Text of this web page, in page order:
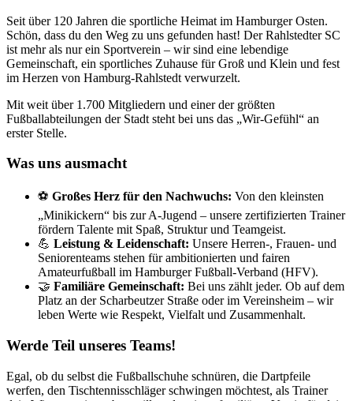
Seit über 120 Jahren die sportliche Heimat im Hamburger Osten.
Schön, dass du den Weg zu uns gefunden hast! Der Rahlstedter SC
ist mehr als nur ein Sportverein – wir sind eine lebendige
Gemeinschaft, ein sportliches Zuhause für Groß und Klein und fest
im Herzen von Hamburg-Rahlstedt verwurzelt.
Mit weit über 1.700 Mitgliedern und einer der größten
Fußballabteilungen der Stadt steht bei uns das „Wir-Gefühl“ an
erster Stelle.
Was uns ausmacht
⚽ Großes Herz für den Nachwuchs: Von den kleinsten
„Minikickern“ bis zur A-Jugend – unsere zertifizierten Trainer
fördern Talente mit Spaß, Struktur und Teamgeist.
💪 Leistung & Leidenschaft: Unsere Herren-, Frauen- und
Seniorenteams stehen für ambitionierten und fairen
Amateurfußball im Hamburger Fußball-Verband (HFV).
🤝 Familiäre Gemeinschaft: Bei uns zählt jeder. Ob auf dem
Platz an der Scharbeutzer Straße oder im Vereinsheim – wir
leben Werte wie Respekt, Vielfalt und Zusammenhalt.
Werde Teil unseres Teams!
Egal, ob du selbst die Fußballschuhe schnüren, die Dartpfeile
werfen, den Tischtennisschläger schwingen möchtest, als Trainer